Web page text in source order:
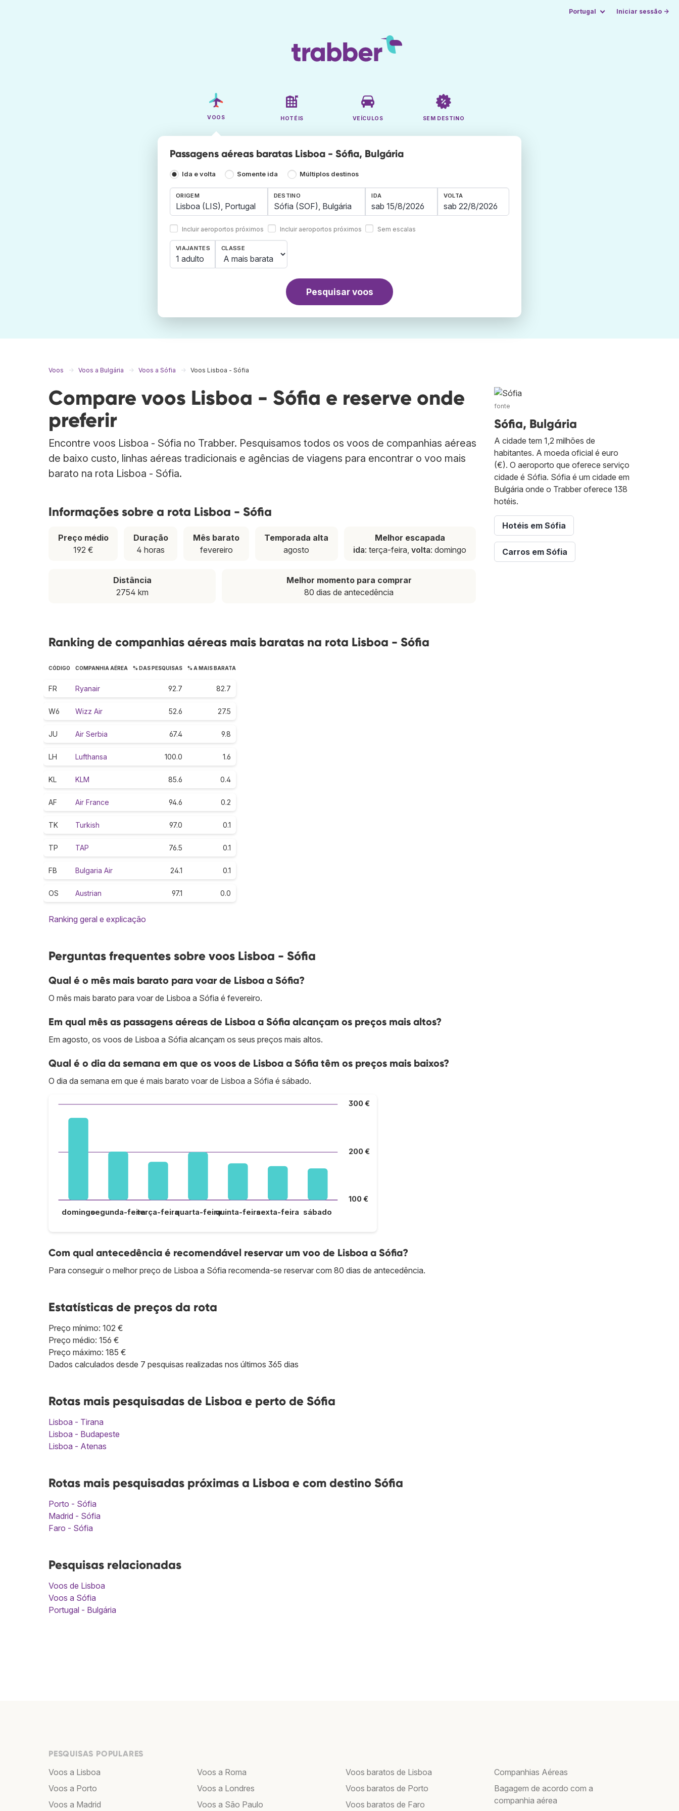
Portugal Iniciar sessão →
VOOS HOTÉIS VEÍCULOS SEM DESTINO
Passagens aéreas baratas Lisboa - Sófia, Bulgária
Ida e volta Somente ida Múltiplos destinos
ORIGEM
Incluir aeroportos próximos
DESTINO
Incluir aeroportos próximos
IDA VOLTA
Sem escalas
VIAJANTES
1 adulto
CLASSE
Pesquisar voos
Voos Voos a Bulgária Voos a Sófia Voos Lisboa - Sófia
Compare voos Lisboa - Sófia e reserve onde
preferir
Encontre voos Lisboa - Sófia no Trabber. Pesquisamos todos os voos de companhias aéreas
de baixo custo, linhas aéreas tradicionais e agências de viagens para encontrar o voo mais
barato na rota Lisboa - Sófia.
Informações sobre a rota Lisboa - Sófia
Preço médio
192 €
Duração
4 horas
Mês barato
fevereiro
Temporada alta
agosto
Melhor escapada
ida: terça-feira,volta: domingo
Distância
2754 km
Melhor momento para comprar
80 dias de antecedência
Ranking de companhias aéreas mais baratas na rota Lisboa - Sófia
CÓDIGO COMPANHIA AÉREA % DAS PESQUISAS % A MAIS BARATA
FR Ryanair 92.7 82.7
W6 Wizz Air 52.6 27.5
JU Air Serbia 67.4 9.8
LH Lufthansa 100.0 1.6
KL KLM 85.6 0.4
AF Air France 94.6 0.2
TK Turkish 97.0 0.1
TP TAP 76.5 0.1
FB Bulgaria Air 24.1 0.1
OS Austrian 97.1 0.0
Ranking geral e explicação
Perguntas frequentes sobre voos Lisboa - Sófia
Qual é o mês mais barato para voar de Lisboa a Sófia?
O mês mais barato para voar de Lisboa a Sófia é fevereiro.
Em qual mês as passagens aéreas de Lisboa a Sófia alcançam os preços mais altos?
Em agosto, os voos de Lisboa a Sófia alcançam os seus preços mais altos.
Qual é o dia da semana em que os voos de Lisboa a Sófia têm os preços mais baixos?
O dia da semana em que é mais barato voar de Lisboa a Sófia é sábado.
100 €
200 €
300 €
domingosegunda-feiraterça-feiraquarta-feiraquinta-feirasexta-feira sábado
Com qual antecedência é recomendável reservar um voo de Lisboa a Sófia?
Para conseguir o melhor preço de Lisboa a Sófia recomenda-se reservar com 80 dias de antecedência.
Estatísticas de preços da rota
Preço mínimo: 102 €
Preço médio: 156 €
Preço máximo: 185 €
Dados calculados desde 7 pesquisas realizadas nos últimos 365 dias
Rotas mais pesquisadas de Lisboa e perto de Sófia
Lisboa - Tirana
Lisboa - Budapeste
Lisboa - Atenas
Rotas mais pesquisadas próximas a Lisboa e com destino Sófia
Porto - Sófia
Madrid - Sófia
Faro - Sófia
Pesquisas relacionadas
Voos de Lisboa
Voos a Sófia
Portugal - Bulgária
fonte
Sófia, Bulgária
A cidade tem 1,2 milhões de
habitantes. A moeda oficial é euro
(€). O aeroporto que oferece serviço
cidade é Sófia. Sófia é um cidade em
Bulgária onde o Trabber oferece 138
hotéis.
Hotéis em Sófia
Carros em Sófia
PESQUISAS POPULARES
Voos a Lisboa
Voos a Porto
Voos a Madrid
Voos a Roma
Voos a Londres
Voos a São Paulo
Voos baratos de Lisboa
Voos baratos de Porto
Voos baratos de Faro
Companhias Aéreas
Bagagem de acordo com a
companhia aérea